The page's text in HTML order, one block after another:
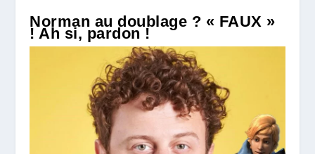
Norman au doublage ? « FAUX »
! Ah si, pardon !